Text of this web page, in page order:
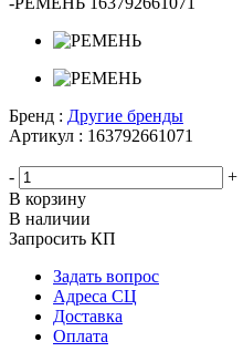
Бренд : Другие бренды
Артикул : 163792661071
-
+
В корзину
В наличии
Запросить КП
Задать вопрос
Адреса СЦ
Доставка
Оплата